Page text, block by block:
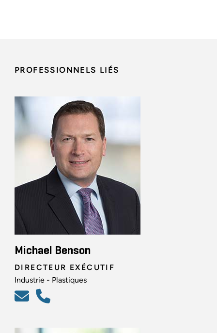
PROFESSIONNELS LIÉS
Michael Benson
DIRECTEUR EXÉCUTIF
Industrie - Plastiques